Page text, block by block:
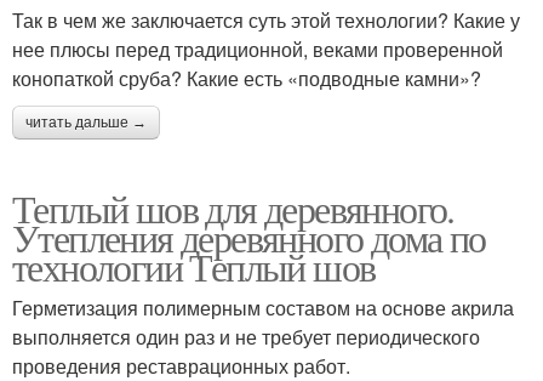
Так в чем же заключается суть этой технологии? Какие у
нее плюсы перед традиционной, веками проверенной
конопаткой сруба? Какие есть «подводные камни»?
читать дальше →
Теплый шов для деревянного.
Утепления деревянного дома по
технологии Теплый шов
Герметизация полимерным составом на основе акрила
выполняется один раз и не требует периодического
проведения реставрационных работ.